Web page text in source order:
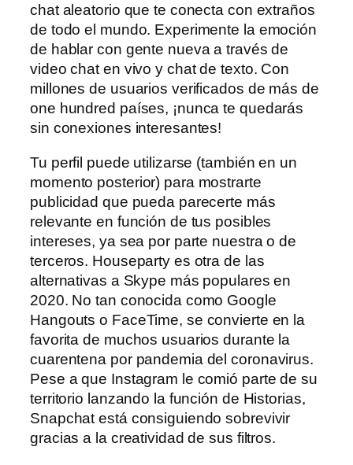
chat aleatorio que te conecta con extraños
de todo el mundo. Experimente la emoción
de hablar con gente nueva a través de
video chat en vivo y chat de texto. Con
millones de usuarios verificados de más de
one hundred países, ¡nunca te quedarás
sin conexiones interesantes!
Tu perfil puede utilizarse (también en un
momento posterior) para mostrarte
publicidad que pueda parecerte más
relevante en función de tus posibles
intereses, ya sea por parte nuestra o de
terceros. Houseparty es otra de las
alternativas a Skype más populares en
2020. No tan conocida como Google
Hangouts o FaceTime, se convierte en la
favorita de muchos usuarios durante la
cuarentena por pandemia del coronavirus.
Pese a que Instagram le comió parte de su
territorio lanzando la función de Historias,
Snapchat está consiguiendo sobrevivir
gracias a la creatividad de sus filtros.